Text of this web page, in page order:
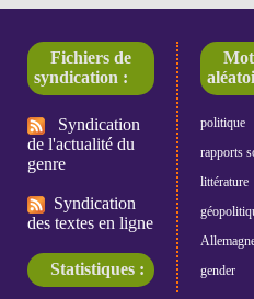
Fichiers de
syndication :
Syndication
de l'actualité du
genre
Syndication
des textes en ligne
Statistiques :
politique
rapports
littérature
gender